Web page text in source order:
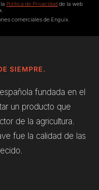
Política de Privacidad de la web
comerciales de Enguix.
SIEMPRE.
fundada en el
un producto que
de la agricultura.
fue la calidad de las